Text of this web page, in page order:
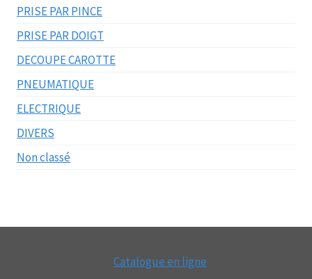
PRISE PAR PINCE
PRISE PAR DOIGT
DECOUPE CAROTTE
PNEUMATIQUE
ELECTRIQUE
DIVERS
Non classé
Catalogue en ligne